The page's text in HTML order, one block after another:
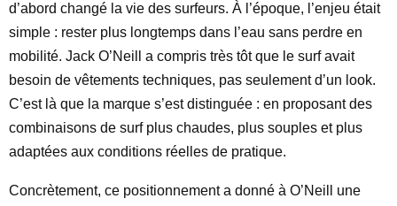
d’abord changé la vie des surfeurs. À l’époque, l’enjeu était
simple : rester plus longtemps dans l’eau sans perdre en
mobilité. Jack O’Neill a compris très tôt que le surf avait
besoin de vêtements techniques, pas seulement d’un look.
C’est là que la marque s’est distinguée : en proposant des
combinaisons de surf plus chaudes, plus souples et plus
adaptées aux conditions réelles de pratique.
Concrètement, ce positionnement a donné à O’Neill une